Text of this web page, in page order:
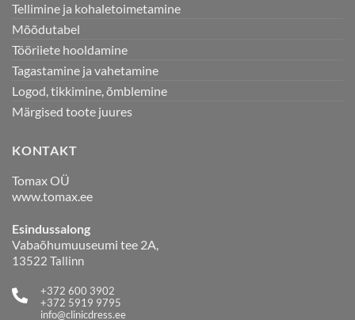
Tellimine ja kohaletoimetamine
Mõõdutabel
Tööriiete hooldamine
Tagastamine ja vahetamine
Logod, tikkimine, õmblemine
Märgised toote juures
KONTAKT
Tomax OÜ
www.tomax.ee
Esindussalong
Vabaõhumuuseumi tee 2A,
13522 Tallinn
+372 600 3902
+372 5919 9795
info@clinicdress.ee